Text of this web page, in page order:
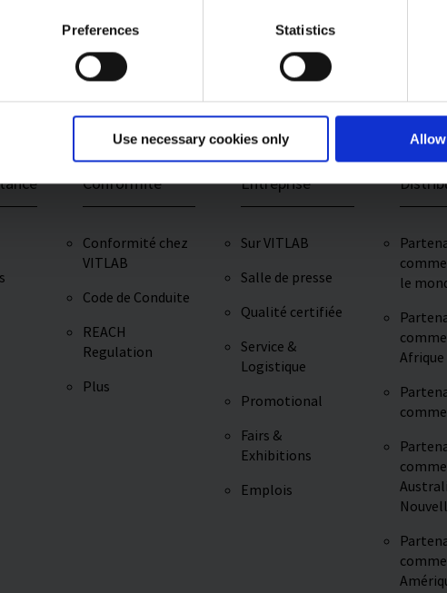
and the use of your personal data please visit our data privacy
Preferences Statistics
Use necessary cookies only
Conformité
Conformité chez
VITLAB
Code de Conduite
REACH
Regulation
Plus
Entreprise
Sur VITLAB
Salle de presse
Qualité certifiée
Service &
Logistique
Promotional
Fairs &
Exhibitions
Emplois
le
Afrique